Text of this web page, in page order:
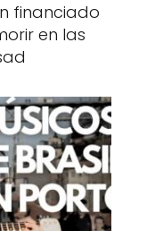
financiado
en las